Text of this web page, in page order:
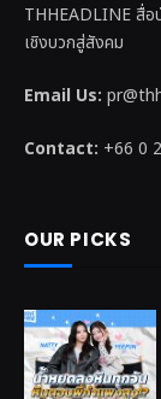
THHEADLINE สื่อ
เชิงบวกสู่สังคม
Email Us:
Contact: +66 0
OUR PICKS